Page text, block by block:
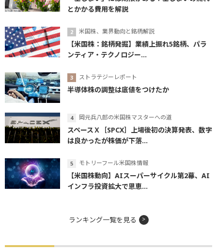
とかかる費用を解説
米国株、業界動向と銘柄解説
【米国株：銘柄発掘】業績上振れ5銘柄、パラ
ンティア・テクノロジー...
ストラテジーレポート
半導体株の調整は底値をつけたか
岡元兵八郎の米国株マスターへの道
スペースＸ［SPCX］上場後初の決算発表、数字
は良かったが株価が下落...
モトリーフール米国株情報
【米国株動向】AIスーパーサイクル第2幕、AI
インフラ投資拡大で恩恵...
ランキング一覧を見る